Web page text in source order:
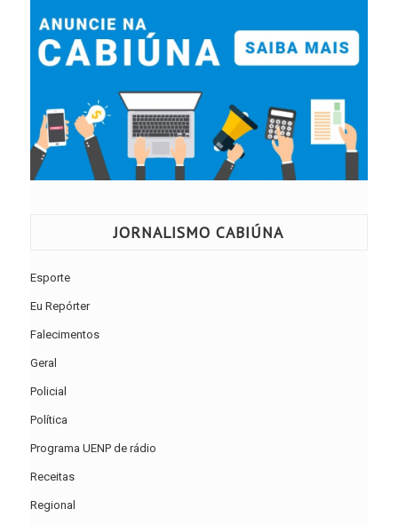
JORNALISMO CABIÚNA
Esporte
Eu Repórter
Falecimentos
Geral
Policial
Política
Programa UENP de rádio
Receitas
Regional